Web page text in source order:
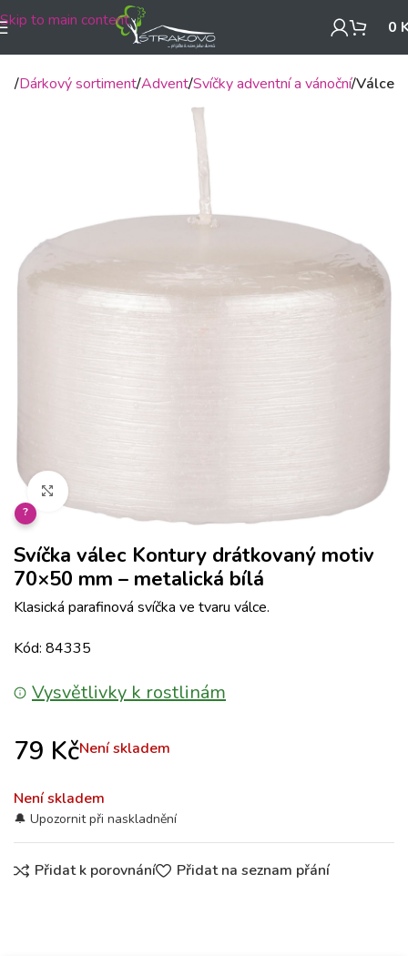
Skip to main content 0
Dárkový sortiment Advent Svíčky adventní a vánoční Válce
Klikněte pro zvětšení
?
Svíčka válec Kontury drátkovaný motiv
70×50 mm – metalická bílá
Klasická parafinová svíčka ve tvaru válce.
Kód: 84335
Vysvětlivky k rostlinám
79 KčNení skladem
Není skladem
Přidat k porovnání Přidat na seznam přání